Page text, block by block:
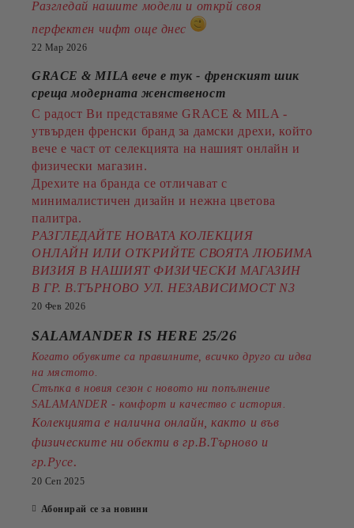
Разгледай нашите модели и открй своя
перфектен чифт още днес
22 Мар 2026
GRACE & MILA вече е тук - френският шик
среща модерната женственост
С радост Ви представяме GRACE & MILA -
утвърден френски бранд за дамски дрехи, който
вече е част от селекцията на нашият онлайн и
физически магазин.
Дрехите на бранда се отличават с
минималистичен дизайн и нежна цветова
палитра.
РАЗГЛЕДАЙТЕ НОВАТА КОЛЕКЦИЯ
ОНЛАЙН ИЛИ ОТКРИЙТЕ СВОЯТА ЛЮБИМА
ВИЗИЯ В НАШИЯТ ФИЗИЧЕСКИ МАГАЗИН
В ГР. В.ТЪРНОВО УЛ. НЕЗАВИСИМОСТ N3
20 Фев 2026
SALAMANDER IS HERE 25/26
Когато обувките са правилните, всичко друго си идва
на мястото.
Стъпка в новия сезон с новото ни попълнение
SALAMANDER - комфорт и качество с история.
Колекцията е налична онлайн, както и във
физическите ни обекти в гр.В.Търново и
гр.Русе.
20 Сеп 2025
Абонирай се за новини